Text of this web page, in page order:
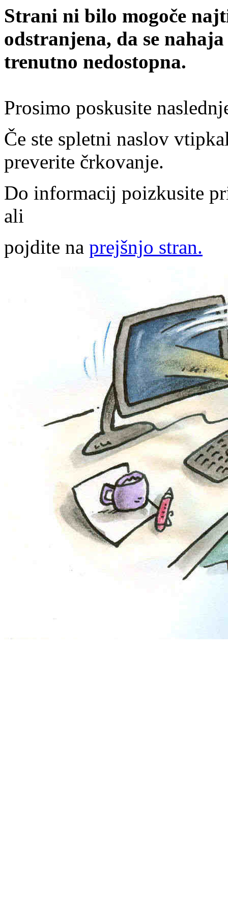
Strani ni bilo mogoče
odstranjena, da se
trenutno nedostopna.
Prosimo poskusite
Če ste spletni naslov
preverite črkovanje.
Do informacij poizkusite
ali
pojdite na prejšnjo stran.